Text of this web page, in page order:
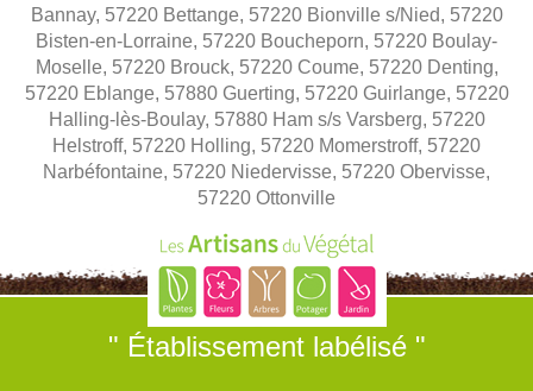
Bannay, 57220 Bettange, 57220 Bionville s/Nied, 57220
Bisten-en-Lorraine, 57220 Boucheporn, 57220 Boulay-
Moselle, 57220 Brouck, 57220 Coume, 57220 Denting,
57220 Eblange, 57880 Guerting, 57220 Guirlange, 57220
Halling-lès-Boulay, 57880 Ham s/s Varsberg, 57220
Helstroff, 57220 Holling, 57220 Momerstroff, 57220
Narbéfontaine, 57220 Niedervisse, 57220 Obervisse,
57220 Ottonville
" Établissement labélisé "